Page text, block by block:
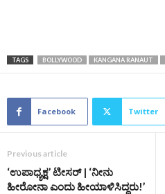
TAGS BOLLYWOOD KANGANA RANAUT
Facebook Twitter
Previous article
‘ಉಪಾಧ್ಯಕ್ಷ’ ಟೀಸರ್‌ | ‘ನೀನು
ಹೀರೋನಾ ಎಂದು ಹೀಯಾಳಿಸಿದ್ದರು!’